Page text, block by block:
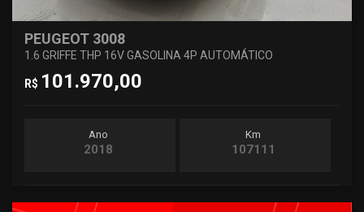
PEUGEOT 3008
1.6 GRIFFE THP 16V GASOLINA 4P AUTOMÁTICO
R$ 101.970,00
Ano
2018
Km
107111